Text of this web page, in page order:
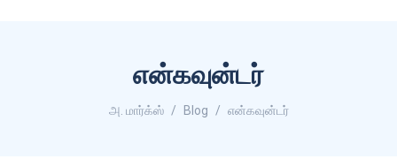
என்கவுன்டர்
அ. மார்க்ஸ் Blog என்கவுன்டர்